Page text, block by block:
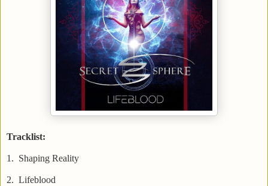
Tracklist:
1. Shaping Reality
2. Lifeblood